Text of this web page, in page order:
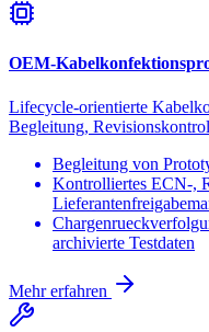
OEM-
Lifecycle-orientierte
Begleitung,
Begleitung von
Kontrolliertes ECN-,
archivierte Testdaten
Mehr erfahren